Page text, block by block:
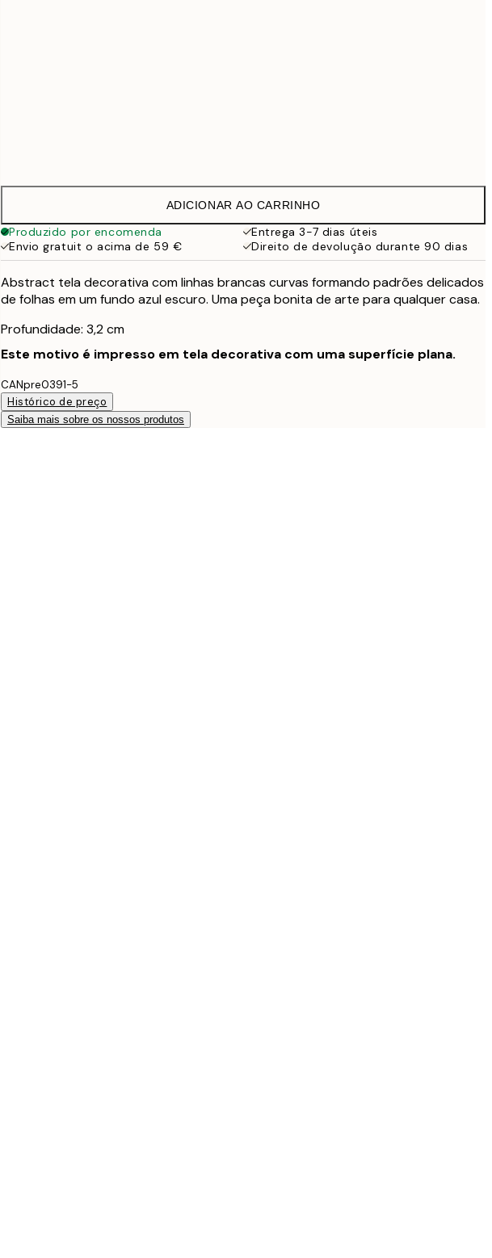
ADICIONAR AO CARRINHO
Produzido por encomenda
Entrega 3-7 dias úteis
Envio gratuit o acima de 59 €
Direito de devolução durante 90 dias
Abstract tela decorativa com linhas brancas curvas formando padrões delicados
de folhas em um fundo azul escuro. Uma peça bonita de arte para qualquer casa.
Profundidade: 3,2 cm
Este motivo é impresso em tela decorativa com uma superfície plana.
CANpre0391-5
Histórico de preço
Saiba mais sobre os nossos produtos